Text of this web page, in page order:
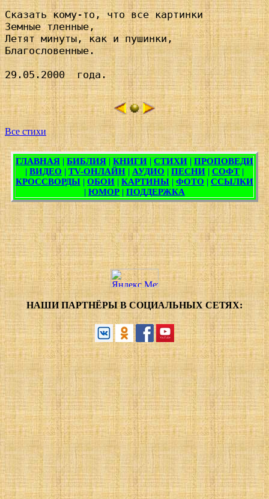
Сказать кому-то, что все картинки
Земные тленные,
Летят минуты, как и пушинки,
Благословенные.
29.05.2000  года.
Все стихи